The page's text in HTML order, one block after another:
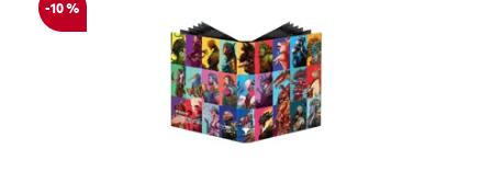
-10 %